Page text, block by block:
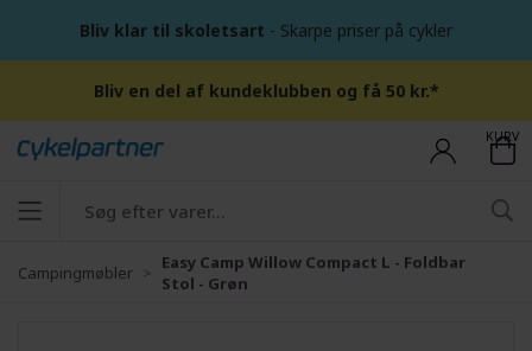
Bliv klar til skoletsart - Skarpe priser på cykler
Bliv en del af kundeklubben og få 50 kr.*
KURV
Campingmøbler
Easy Camp Willow Compact L - Foldbar
Stol - Grøn